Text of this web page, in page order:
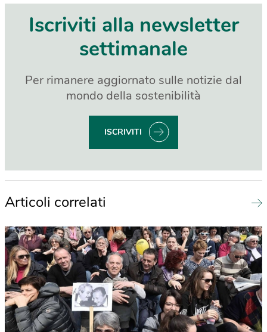
Iscriviti alla newsletter
settimanale
Per rimanere aggiornato sulle notizie dal
mondo della sostenibilità
ISCRIVITI
Articoli correlati